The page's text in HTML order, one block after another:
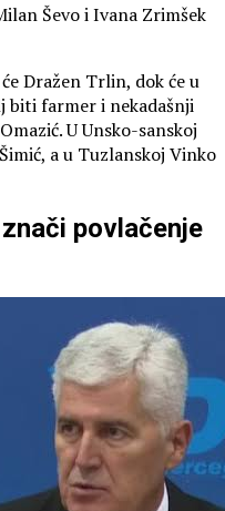
Ševo i Ivana Zrimšek
Dražen Trlin, dok će u
biti farmer i nekadašnji
U Unsko-sanskoj
a u Tuzlanskoj Vinko
povlačenje